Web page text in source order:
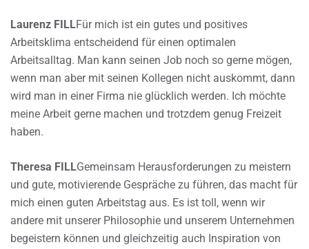
Laurenz FILLFür mich ist ein gutes und positives
Arbeitsklima entscheidend für einen optimalen
Arbeitsalltag. Man kann seinen Job noch so gerne mögen,
wenn man aber mit seinen Kollegen nicht auskommt, dann
wird man in einer Firma nie glücklich werden. Ich möchte
meine Arbeit gerne machen und trotzdem genug Freizeit
haben.
Theresa FILLGemeinsam Herausforderungen zu meistern
und gute, motivierende Gespräche zu führen, das macht für
mich einen guten Arbeitstag aus. Es ist toll, wenn wir
andere mit unserer Philosophie und unserem Unternehmen
begeistern können und gleichzeitig auch Inspiration von